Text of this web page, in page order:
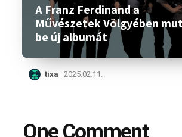
A Franz Ferdinand a
Művészetek Völgyében
be új albumát
tixa 2025.02.11.